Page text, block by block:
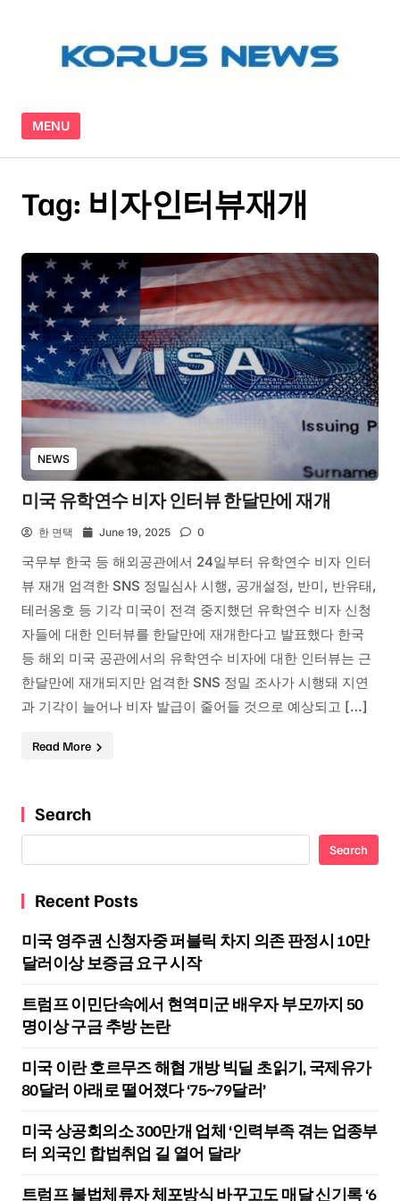
MENU
Tag: 비자인터뷰재개
NEWS
미국 유학연수 비자 인터뷰 한달만에 재개
한 면택 June 19, 2025 0
국무부 한국 등 해외공관에서 24일부터 유학연수 비자 인터
뷰 재개 엄격한 SNS 정밀심사 시행, 공개설정, 반미, 반유태,
테러옹호 등 기각 미국이 전격 중지했던 유학연수 비자 신청
자들에 대한 인터뷰를 한달만에 재개한다고 발표했다 한국
등 해외 미국 공관에서의 유학연수 비자에 대한 인터뷰는 근
한달만에 재개되지만 엄격한 SNS 정밀 조사가 시행돼 지연
과 기각이 늘어나 비자 발급이 줄어들 것으로 예상되고 […]
Read More
Search
Search
Recent Posts
미국 영주권 신청자중 퍼블릭 차지 의존 판정시 10만
달러이상 보증금 요구 시작
트럼프 이민단속에서 현역미군 배우자 부모까지 50
명이상 구금 추방 논란
미국 이란 호르무즈 해협 개방 빅딜 초읽기, 국제유가
80달러 아래로 떨어졌다 ‘75~79달러’
미국 상공회의소 300만개 업체 ‘인력부족 겪는 업종부
터 외국인 합법취업 길 열어 달라’
트럼프 불법체류자 체포방식 바꾸고도 매달 신기록 ‘6